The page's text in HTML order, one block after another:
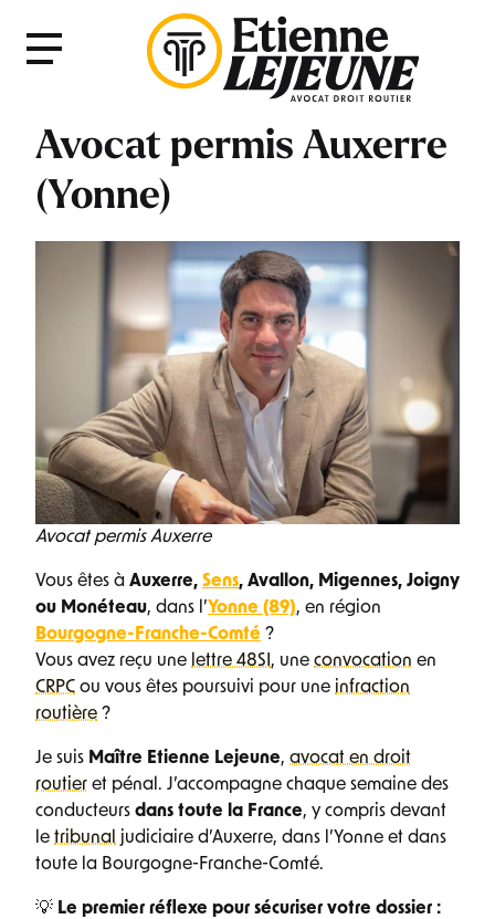
Menu
Avocat permis Auxerre
(Yonne)
Avocat permis Auxerre
Vous êtes à Auxerre, Sens, Avallon, Migennes, Joigny
ou Monéteau, dans l’Yonne (89), en région
Bourgogne-Franche-Comté ?
Vous avez reçu une lettre 48SI , une convocation en
CRPC ou vous êtes poursuivi pour une infraction
routière ?
Je suis Maître Etienne Lejeune, avocat en droit
routier et pénal. J’accompagne chaque semaine des
conducteurs dans toute la France, y compris devant
le tribunal judiciaire d’Auxerre, dans l’Yonne et dans
toute la Bourgogne-Franche-Comté.
💡 Le premier réflexe pour sécuriser votre dossier :
Fermer